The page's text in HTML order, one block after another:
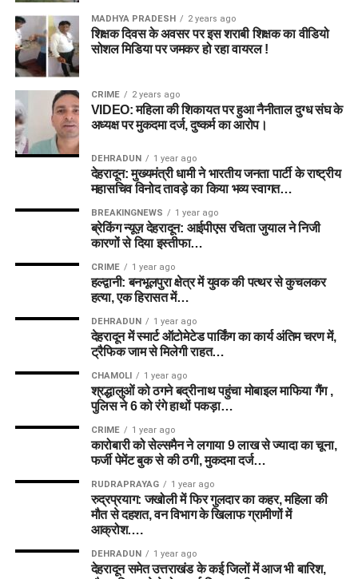
MADHYA PRADESH 2 years ago
शिक्षक दिवस के अवसर पर इस शराबी शिक्षक का वीडियो
सोशल मिडिया पर जमकर हो रहा वायरल !
CRIME 2 years ago
VIDEO: महिला की शिकायत पर हुआ नैनीताल दुग्ध संघ के
अध्यक्ष पर मुकदमा दर्ज, दुष्कर्म का आरोप।
DEHRADUN 1 year ago
देहरादून: मुख्यमंत्री धामी ने भारतीय जनता पार्टी के राष्ट्रीय
महासचिव विनोद तावड़े का किया भव्य स्वागत…
BREAKINGNEWS 1 year ago
ब्रेकिंग न्यूज़ देहरादून: आईपीएस रचिता जुयाल ने निजी
कारणों से दिया इस्तीफा…
CRIME 1 year ago
हल्द्वानी: बनभूलपुरा क्षेत्र में युवक की पत्थर से कुचलकर
हत्या, एक हिरासत में…
DEHRADUN 1 year ago
देहरादून में स्मार्ट ऑटोमेटेड पार्किंग का कार्य अंतिम चरण में,
ट्रैफिक जाम से मिलेगी राहत…
CHAMOLI 1 year ago
श्रद्धालुओं को ठगने बद्रीनाथ पहुंचा मोबाइल माफिया गैंग ,
पुलिस ने 6 को रंगे हाथों पकड़ा…
CRIME 1 year ago
कारोबारी को सेल्समैन ने लगाया 9 लाख से ज्यादा का चूना,
फर्जी पेमेंट बुक से की ठगी, मुकदमा दर्ज…
RUDRAPRAYAG 1 year ago
रुद्रप्रयाग: जखोली में फिर गुलदार का कहर, महिला की
मौत से दहशत, वन विभाग के खिलाफ ग्रामीणों में
आक्रोश….
DEHRADUN 1 year ago
देहरादून समेत उत्तराखंड के कई जिलों में आज भी बारिश,